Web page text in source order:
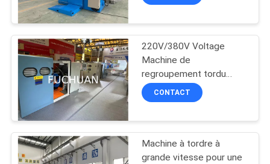
LE
SPECTACLE
VR
PROPOS
DE
NOUS
Machine de torsion
de fil
47
88
220V/380V Voltage
Machine de
regroupement tordu
automatique avec un
fonctionnement facile
CONTACT
Machine à tordre à
grande vitesse pour une